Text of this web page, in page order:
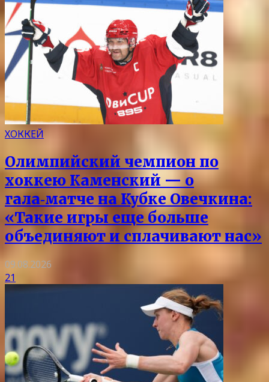
ХОККЕЙ
Олимпийский чемпион по
хоккею Каменский — о
гала‑матче на Кубке Овечкина:
«Такие игры еще больше
объединяют и сплачивают нас»
09.08.2026
21